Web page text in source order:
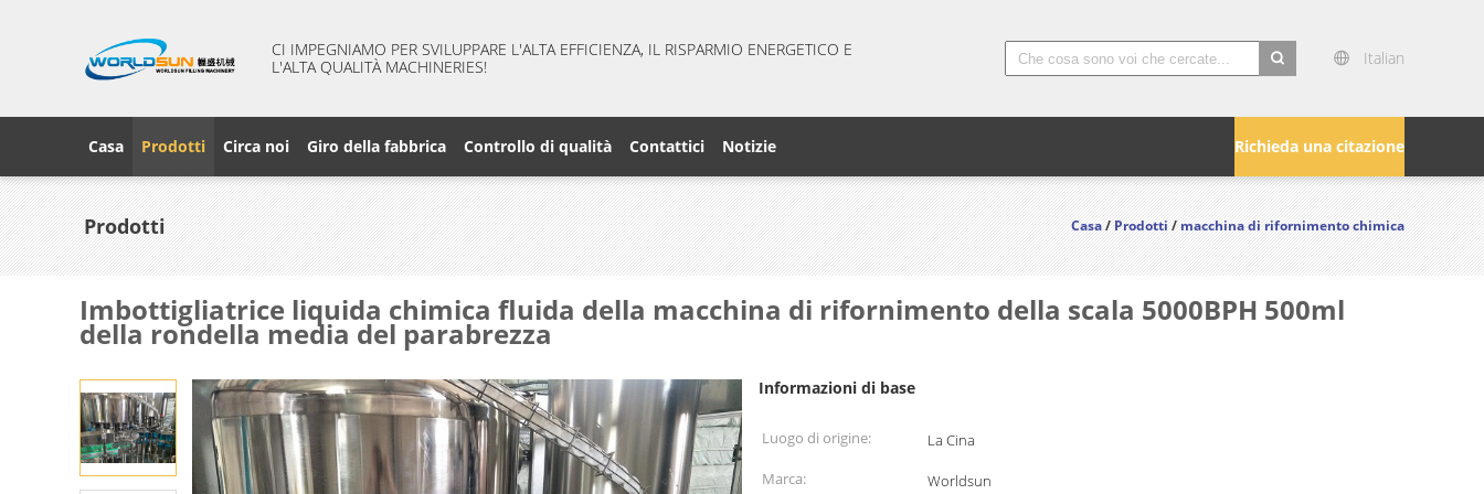
CI IMPEGNIAMO PER SVILUPPARE L'ALTA EFFICIENZA, IL RISPARMIO ENERGETICO E
L'ALTA QUALITÀ MACHINERIES!
Italian
Richieda una citazione
Casa Prodotti Circa noi Giro della fabbrica Controllo di qualità Contattici Notizie
Prodotti Casa/Prodotti/macchina di rifornimento chimica
Imbottigliatrice liquida chimica fluida della macchina di rifornimento della scala 5000BPH 500ml
della rondella media del parabrezza
Informazioni di base
Luogo di origine:
La Cina
Marca:
Worldsun